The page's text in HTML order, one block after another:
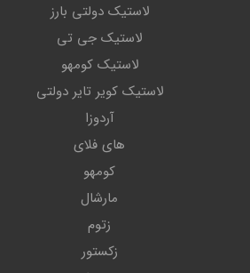
لاستیک دولتی بارز
لاستیک جی تی
لاستیک کومهو
لاستیک کویر تایر دولتی
آردوزا
های فلای
کومهو
مارشال
زتوم
زکستور